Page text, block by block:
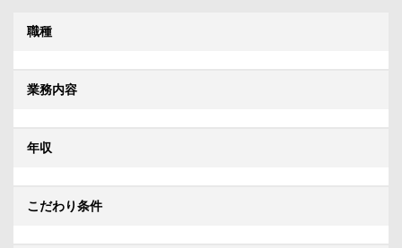
職種
業務内容
年収
こだわり条件